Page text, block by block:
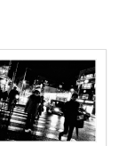
570